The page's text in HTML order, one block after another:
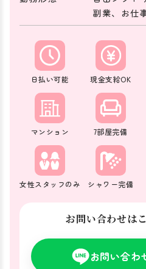
副業、お仕
日払い可能 現金支給OK
マンション 7部屋完備
女性スタッフのみ シャワー完備
お問い合わせは
お問い合わ